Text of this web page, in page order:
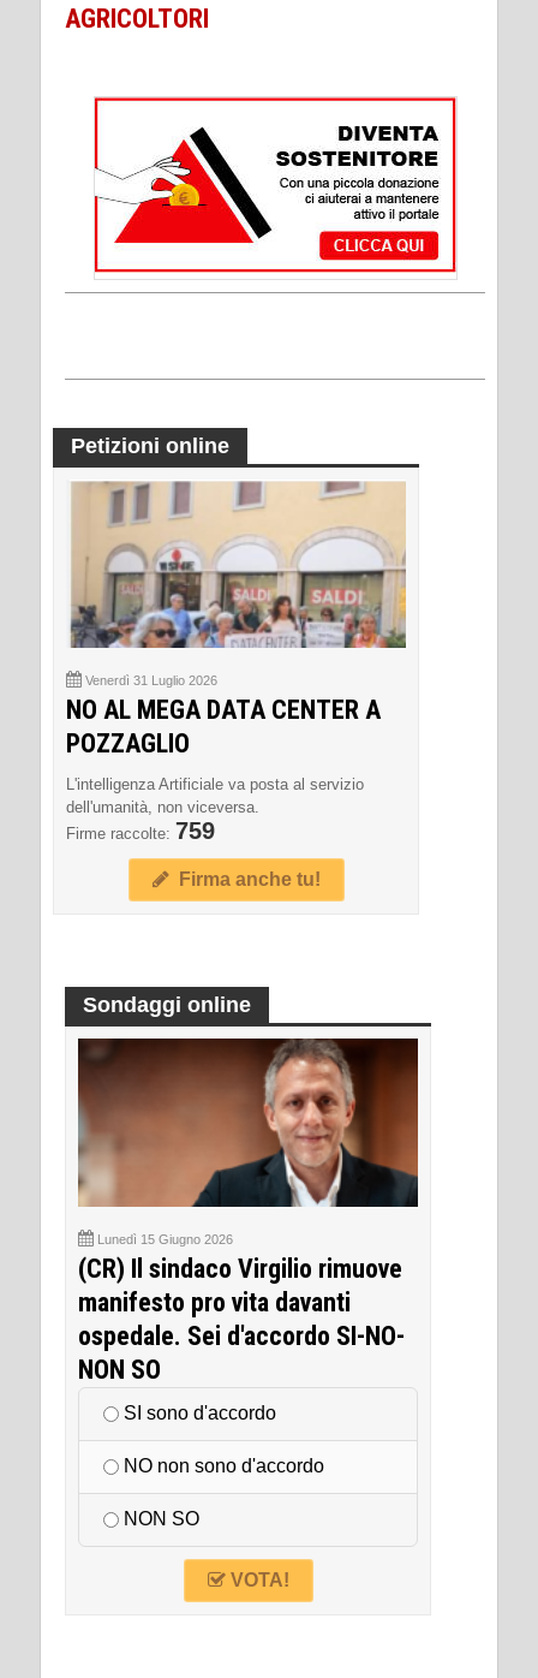
AGRICOLTORI
Petizioni online
Venerdì 31 Luglio 2026
NO AL MEGA DATA CENTER A
POZZAGLIO
L'intelligenza Artificiale va posta al servizio
dell'umanità, non viceversa.
Firme raccolte: 759
Firma anche tu!
Sondaggi online
Lunedì 15 Giugno 2026
(CR) Il sindaco Virgilio rimuove
manifesto pro vita davanti
ospedale. Sei d'accordo SI-NO-
NON SO
SI sono d'accordo
NO non sono d'accordo
NON SO
VOTA!